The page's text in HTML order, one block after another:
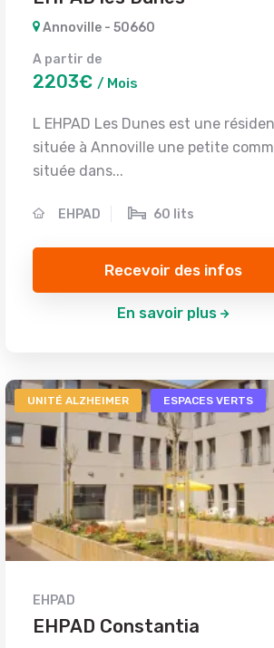
Annoville - 50660
A partir de
2203€ / Mois
L EHPAD Les Dunes est une
située à Annoville une petite
située dans...
EHPAD 60 lits
Recevoir des infos
En savoir plus
UNITÉ ALZHEIMER ESPACES VERTS
EHPAD
EHPAD Constantia